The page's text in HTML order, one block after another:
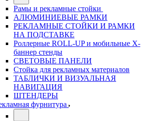
Рамы и рекламные стойки
АЛЮМИНИЕВЫЕ РАМКИ
РЕКЛАМНЫЕ СТОЙКИ И РАМКИ
НА ПОДСТАВКЕ
Роллерные ROLL-UP и мобильные X-
баннер стенды
СВЕТОВЫЕ ПАНЕЛИ
Стойка для рекламных материалов
ТАБЛИЧКИ И ВИЗУАЛЬНАЯ
НАВИГАЦИЯ
ШТЕНДЕРЫ
фурнитура